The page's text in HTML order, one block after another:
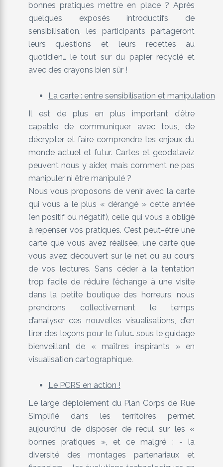
bonnes pratiques mettre en place ? Après
quelques exposés introductifs de
sensibilisation, les participants partageront
leurs questions et leurs recettes au
quotidien… le tout sur du papier recyclé et
avec des crayons bien sûr !
La carte : entre sensibilisation et manipulation
Il est de plus en plus important d’être
capable de communiquer avec tous, de
décrypter et faire comprendre les enjeux du
monde actuel et futur. Cartes et geodataviz
peuvent nous y aider, mais comment ne pas
manipuler ni être manipulé ?
Nous vous proposons de venir avec la carte
qui vous a le plus « dérangé » cette année
(en positif ou négatif), celle qui vous a obligé
à repenser vos pratiques. C’est peut-être une
carte que vous avez réalisée, une carte que
vous avez découvert sur le net ou au cours
de vos lectures. Sans céder à la tentation
trop facile de réduire l’échange à une visite
dans la petite boutique des horreurs, nous
prendrons collectivement le temps
d’analyser ces nouvelles visualisations, d’en
tirer des leçons pour le futur… sous le guidage
bienveillant de « maîtres inspirants » en
visualisation cartographique.
Le PCRS en action !
Le large déploiement du Plan Corps de Rue
Simplifié dans les territoires permet
aujourd’hui de disposer de recul sur les «
bonnes pratiques », et ce malgré : - la
diversité des montages partenariaux et